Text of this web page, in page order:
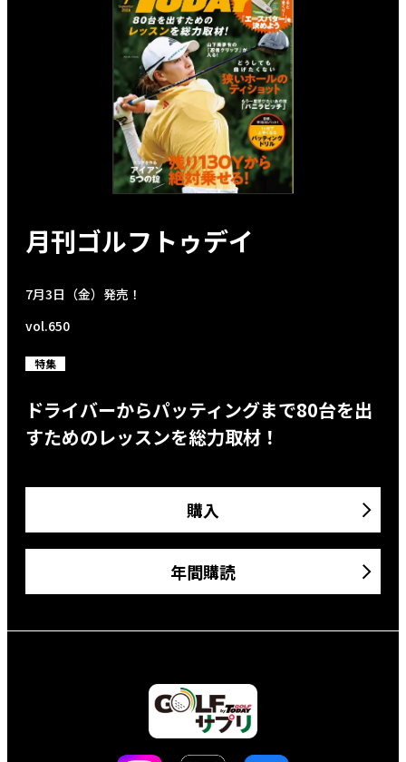
月刊ゴルフトゥデイ
7月3日（金）発売！
vol.650
特集
ドライバーからパッティングまで80台を出
すためのレッスンを総力取材！
購入
年間購読